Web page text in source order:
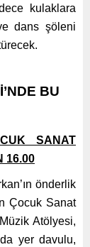
kulaklara
dans şöleni
BU
SANAT
16.00
önderlik
Çocuk Sanat
Atölyesi,
yer davulu,